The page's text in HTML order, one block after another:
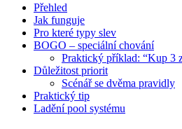
Přehled
Jak funguje
Pro které typy slev
BOGO – speciální chování
Praktický příklad: “Kup 3
Důležitost priorit
Scénář se dvěma pravidly
Praktický tip
Ladění pool systému